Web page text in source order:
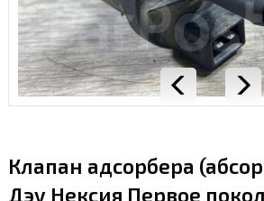
Клапан адсорбера
Дэу Нексия Первое